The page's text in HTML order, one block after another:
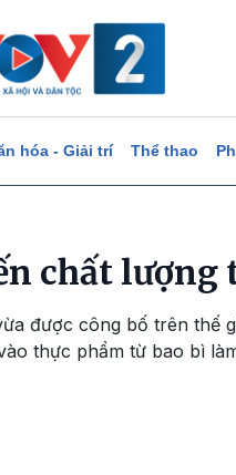
hóa - Giải trí Thể thao
chất lượng
được công bố trên thế
thực phẩm từ bao bì